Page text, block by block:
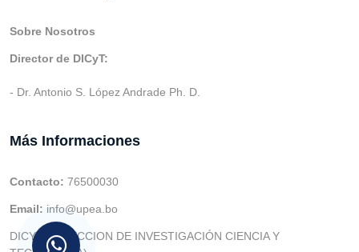
Sobre Nosotros
Director de DICyT:
- Dr. Antonio S. López Andrade Ph. D.
Más Informaciones
Contacto: 76500030
Email: info@upea.bo
DICYT (DIRECCION DE INVESTIGACIÓN CIENCIA Y